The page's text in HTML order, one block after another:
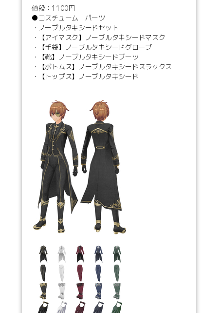
値段：1100円
●コスチューム・パーツ
・ノーブルタキシードセット
・【アイマスク】ノーブルタキシードマスク
・【手袋】ノーブルタキシードグローブ
・【靴】ノーブルタキシードブーツ
・【ボトムス】ノーブルタキシードスラックス
・【トップス】ノーブルタキシード